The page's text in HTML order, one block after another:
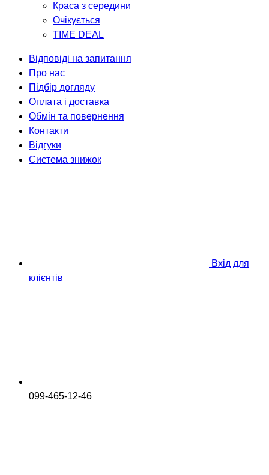
Краса з середини
Очікується
TIME DEAL
Відповіді на запитання
Про нас
Підбір догляду
Оплата і доставка
Обмін та повернення
Контакти
Відгуки
Система знижок
Вхід для
клієнтів
099-465-12-46